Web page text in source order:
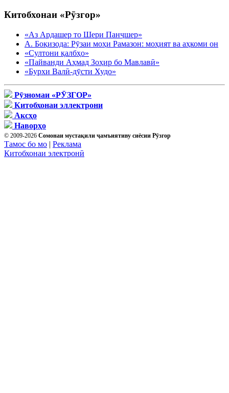
Китобхонаи «Рӯзгор»
«Аз Ардашер то Шери Панҷшер»
А. Боқизода: Рӯзаи моҳи Рамазон: моҳият ва аҳкоми он
«Султони қалбҳо»
«Пайванди Аҳмад Зоҳир бо Мавлавӣ»
«Бурхи Валӣ-дӯсти Худо»
Рӯзномаи «РӮЗГОР»
Китобхонаи эллектрони
Аксҳо
Наворҳо
© 2009-2026 Сомонаи мустақили ҷамъиятиву сиёсии Рӯзгор
Тамос бо мо | Реклама
Китобхонаи электронӣ